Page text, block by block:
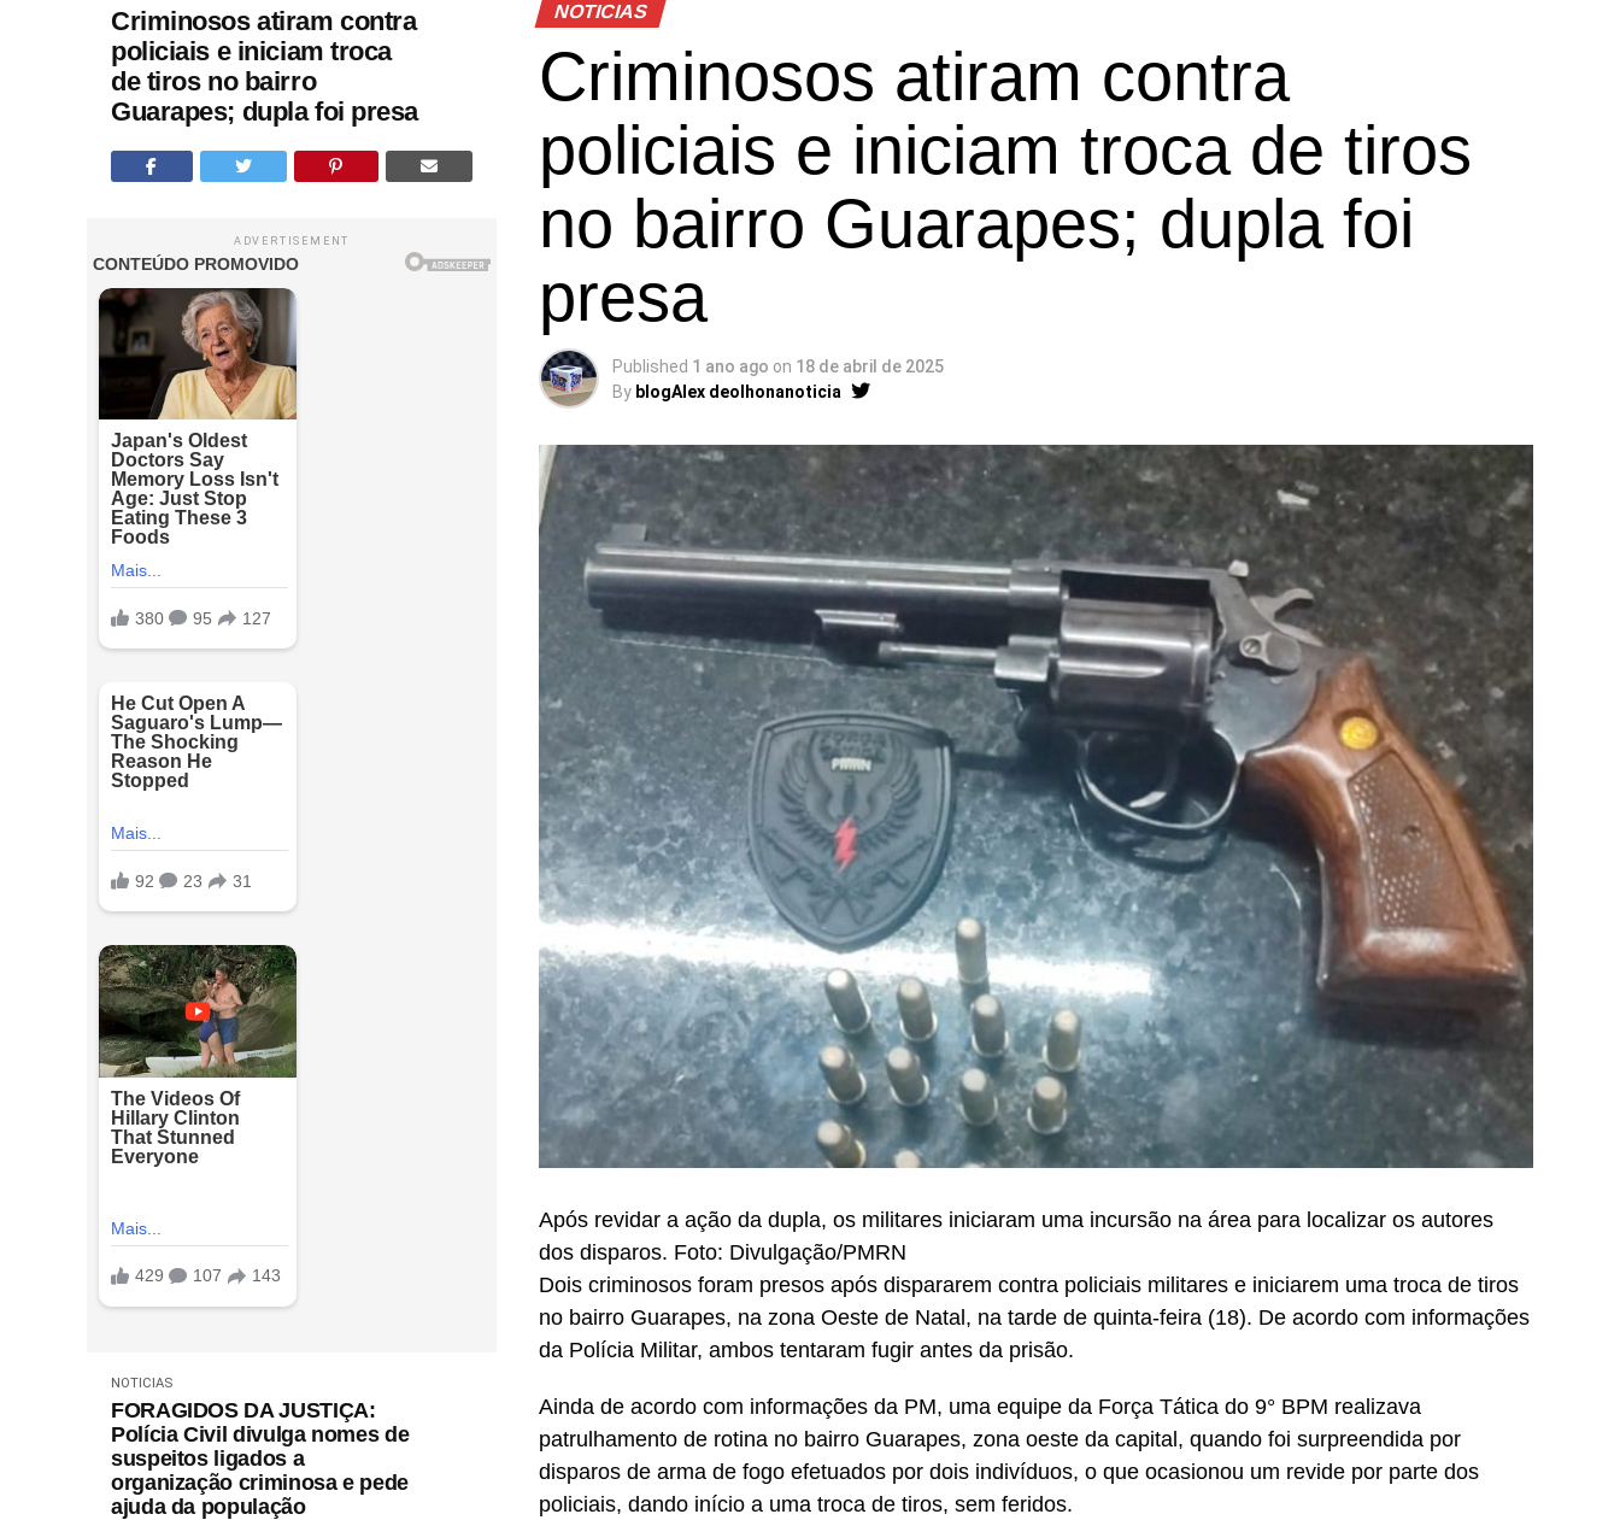
Criminosos atiram contra
policiais e iniciam troca
de tiros no bairro
Guarapes; dupla foi presa
ADVERTISEMENT
NOTICIAS
FORAGIDOS DA JUSTIÇA:
Polícia Civil divulga nomes de
suspeitos ligados a
organização criminosa e pede
ajuda da população
NOTICIAS
Criminosos atiram contra
policiais e iniciam troca de tiros
no bairro Guarapes; dupla foi
presa
Published 1 ano ago on 18 de abril de 2025
By blogAlex deolhonanoticia
Após revidar a ação da dupla, os militares iniciaram uma incursão na área para localizar os autores
dos disparos. Foto: Divulgação/PMRN
Dois criminosos foram presos após dispararem contra policiais militares e iniciarem uma troca de tiros
no bairro Guarapes, na zona Oeste de Natal, na tarde de quinta-feira (18). De acordo com informações
da Polícia Militar, ambos tentaram fugir antes da prisão.
Ainda de acordo com informações da PM, uma equipe da Força Tática do 9° BPM realizava
patrulhamento de rotina no bairro Guarapes, zona oeste da capital, quando foi surpreendida por
disparos de arma de fogo efetuados por dois indivíduos, o que ocasionou um revide por parte dos
policiais, dando início a uma troca de tiros, sem feridos.